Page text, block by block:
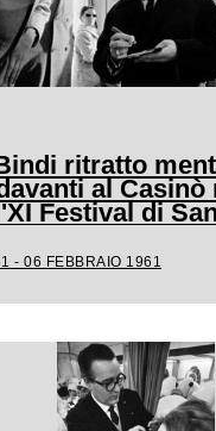
ritratto
al Casinò
Festival di
- 06 FEBBRAIO 1961